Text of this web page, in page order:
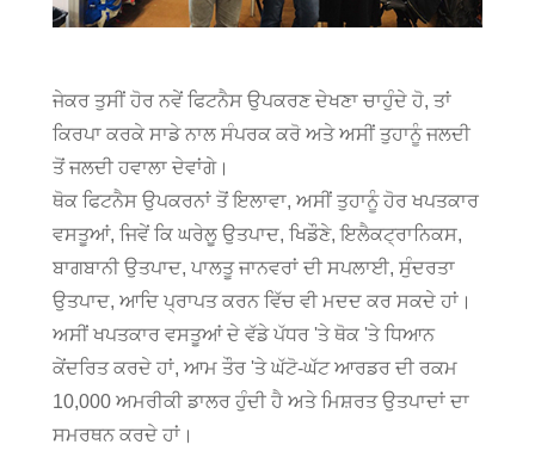
ਜੇਕਰ ਤੁਸੀਂ ਹੋਰ ਨਵੇਂ ਫਿਟਨੈਸ ਉਪਕਰਣ ਦੇਖਣਾ ਚਾਹੁੰਦੇ ਹੋ, ਤਾਂ
ਕਿਰਪਾ ਕਰਕੇ ਸਾਡੇ ਨਾਲ ਸੰਪਰਕ ਕਰੋ ਅਤੇ ਅਸੀਂ ਤੁਹਾਨੂੰ ਜਲਦੀ
ਤੋਂ ਜਲਦੀ ਹਵਾਲਾ ਦੇਵਾਂਗੇ।
ਥੋਕ ਫਿਟਨੈਸ ਉਪਕਰਨਾਂ ਤੋਂ ਇਲਾਵਾ, ਅਸੀਂ ਤੁਹਾਨੂੰ ਹੋਰ ਖਪਤਕਾਰ
ਵਸਤੂਆਂ, ਜਿਵੇਂ ਕਿ ਘਰੇਲੂ ਉਤਪਾਦ, ਖਿਡੌਣੇ, ਇਲੈਕਟ੍ਰਾਨਿਕਸ,
ਬਾਗਬਾਨੀ ਉਤਪਾਦ, ਪਾਲਤੂ ਜਾਨਵਰਾਂ ਦੀ ਸਪਲਾਈ, ਸੁੰਦਰਤਾ
ਉਤਪਾਦ, ਆਦਿ ਪ੍ਰਾਪਤ ਕਰਨ ਵਿੱਚ ਵੀ ਮਦਦ ਕਰ ਸਕਦੇ ਹਾਂ।
ਅਸੀਂ ਖਪਤਕਾਰ ਵਸਤੂਆਂ ਦੇ ਵੱਡੇ ਪੱਧਰ 'ਤੇ ਥੋਕ 'ਤੇ ਧਿਆਨ
ਕੇਂਦਰਿਤ ਕਰਦੇ ਹਾਂ, ਆਮ ਤੌਰ 'ਤੇ ਘੱਟੋ-ਘੱਟ ਆਰਡਰ ਦੀ ਰਕਮ
10,000 ਅਮਰੀਕੀ ਡਾਲਰ ਹੁੰਦੀ ਹੈ ਅਤੇ ਮਿਸ਼ਰਤ ਉਤਪਾਦਾਂ ਦਾ
ਸਮਰਥਨ ਕਰਦੇ ਹਾਂ।